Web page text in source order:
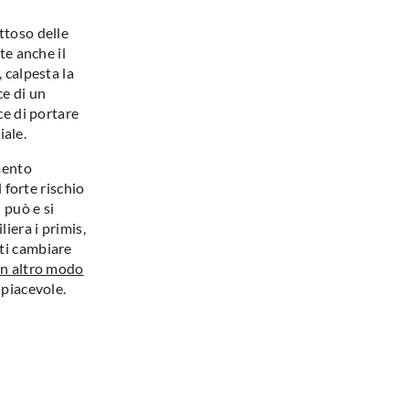
delle
anche il
calpesta la
di un
di portare
forte rischio
e si
i primis,
cambiare
altro modo